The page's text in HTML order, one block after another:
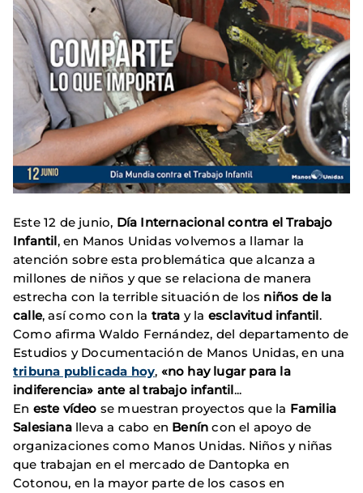
Este 12 de junio, Día Internacional contra el Trabajo
Infantil, en Manos Unidas volvemos a llamar la
atención sobre esta problemática que alcanza a
millones de niños y que se relaciona de manera
estrecha con la terrible situación de los niños de la
calle, así como con la trata y la esclavitud infantil.
Como afirma Waldo Fernández, del departamento de
Estudios y Documentación de Manos Unidas, en una
tribuna publicada hoy, «no hay lugar para la
indiferencia» ante al trabajo infantil...
En este vídeo se muestran proyectos que la Familia
Salesianalleva a cabo en Beníncon el apoyo de
organizaciones como Manos Unidas. Niños y niñas
que trabajan en el mercado de Dantopka en
Cotonou, en la mayor parte de los casos en